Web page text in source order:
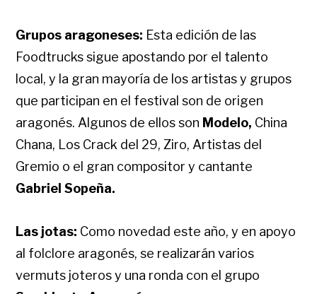
Grupos aragoneses: Esta edición de las
Foodtrucks sigue apostando por el talento
local, y la gran mayoría de los artistas y grupos
que participan en el festival son de origen
aragonés. Algunos de ellos son Modelo, China
Chana, Los Crack del 29, Ziro, Artistas del
Gremio o el gran compositor y cantante
Gabriel Sopeña.
Las jotas: Como novedad este año, y en apoyo
al folclore aragonés, se realizarán varios
vermuts joteros y una ronda con el grupo